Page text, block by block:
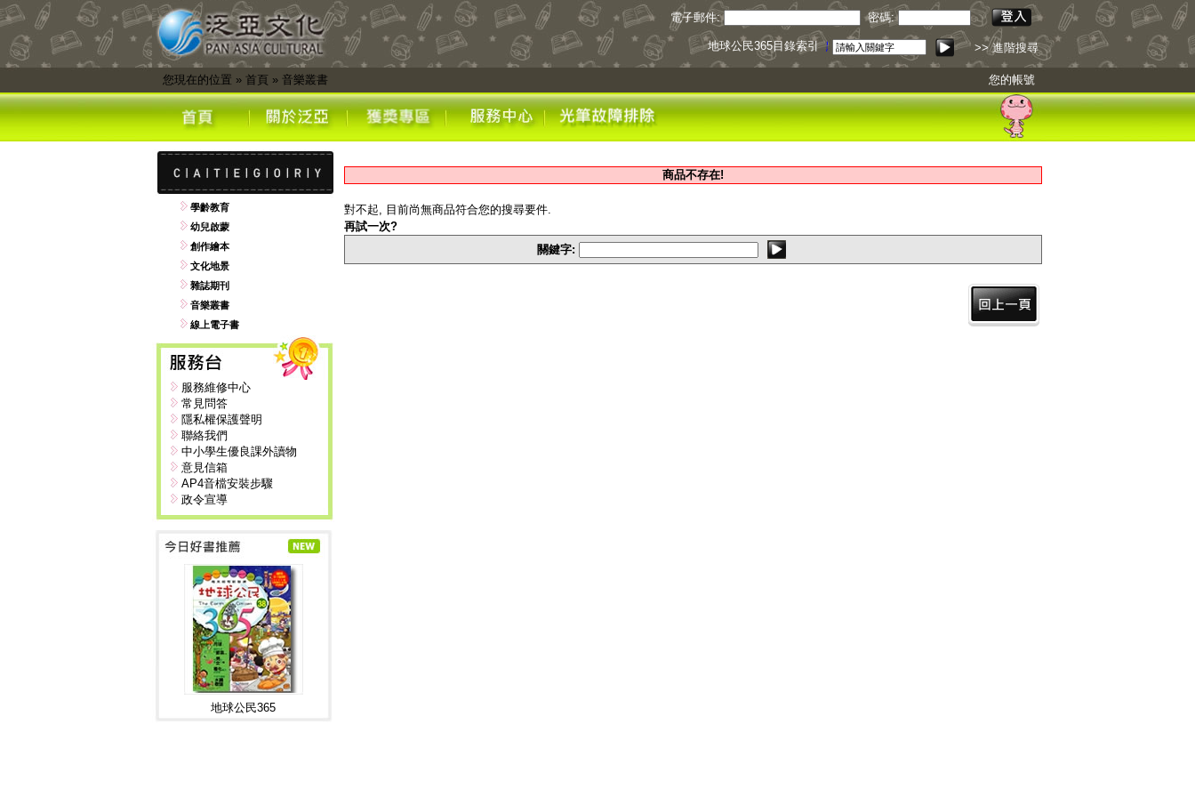
電子郵件: 密碼:
地球公民365目錄索引點我下載 >> 進階搜尋
您現在的位置 » 首頁 » 音樂叢書 您的帳號
學齡教育
幼兒啟蒙
創作繪本
文化地景
雜誌期刊
音樂叢書
線上電子書
服務維修中心
常見問答
隱私權保護聲明
聯絡我們
中小學生優良課外讀物
意見信箱
AP4音檔安裝步驟
政令宣導
地球公民365
商品不存在!
對不起, 目前尚無商品符合您的搜尋要件.
再試一次?
關鍵字: